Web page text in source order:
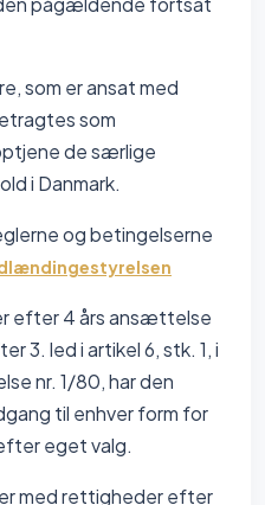
som er ansat med
som
de særlige
i Danmark.
og betingelserne
efter 4 års ansættelse
3. led i artikel 6, stk. 1, i
nr. 1/80, har den
til enhver form for
eget valg.
med rettigheder efter